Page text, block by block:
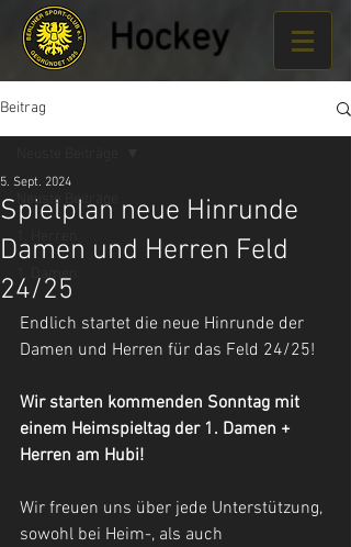
Hockey
Beitrag
Neuste Beiträge
1. Damen
Spielplan neue Hinrunde
Damen und Herren Feld
24/25
5. Sept. 2024
Endlich startet die neue Hinrunde der
Damen und Herren für das Feld 24/25!
Wir starten kommenden Sonntag mit
einem Heimspieltag der 1. Damen +
Herren am Hubi!
Wir freuen uns über jede Unterstützung,
sowohl bei Heim-, als auch